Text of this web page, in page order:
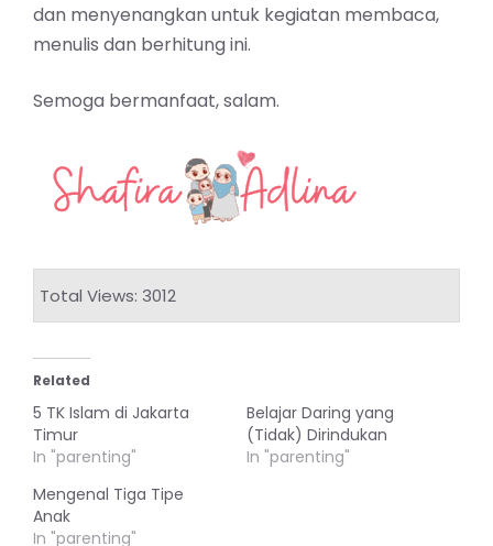
dan menyenangkan untuk kegiatan membaca,
menulis dan berhitung ini.
Semoga bermanfaat, salam.
Total Views: 3012
Related
5 TK Islam di Jakarta
Timur
In "parenting"
Belajar Daring yang
(Tidak) Dirindukan
In "parenting"
Mengenal Tiga Tipe
Anak
In "parenting"